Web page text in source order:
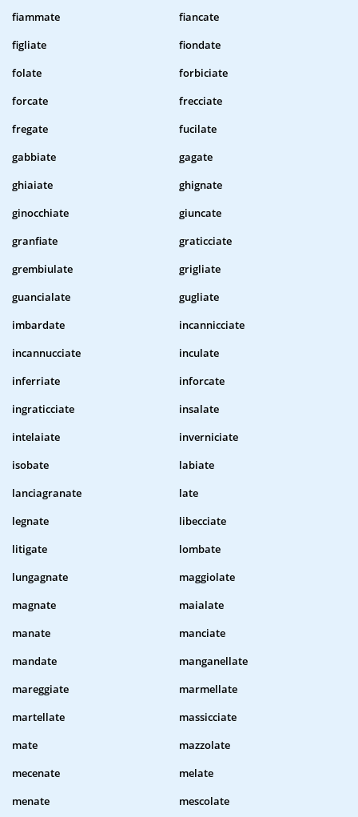
fiammate
fiancate
figliate
fiondate
folate
forbiciate
forcate
frecciate
fregate
fucilate
gabbiate
gagate
ghiaiate
ghignate
ginocchiate
giuncate
granfiate
graticciate
grembiulate
grigliate
guancialate
gugliate
imbardate
incannicciate
incannucciate
inculate
inferriate
inforcate
ingraticciate
insalate
intelaiate
inverniciate
isobate
labiate
lanciagranate
late
legnate
libecciate
litigate
lombate
lungagnate
maggiolate
magnate
maialate
manate
manciate
mandate
manganellate
mareggiate
marmellate
martellate
massicciate
mate
mazzolate
mecenate
melate
menate
mescolate